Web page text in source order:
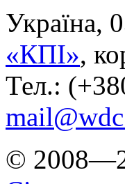
Україна,
«КПІ»,
Тел.:
©